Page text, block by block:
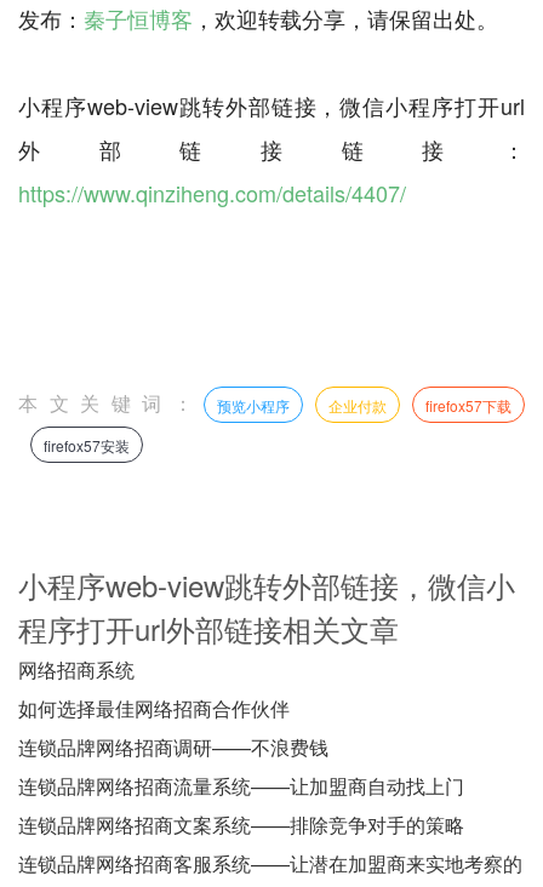
发布： 秦子恒博客 ，欢迎转载分享，请保留出处。
小程序web-view跳转外部链接，微信小程序打开url
外部链接链接：
https://www.qinziheng.com/details/4407/
本文关键词： 预览小程序 企业付款
firefox57下载
firefox57安装
小程序web-view跳转外部链接，微信小
程序打开url外部链接相关文章
网络招商系统
如何选择最佳网络招商合作伙伴
连锁品牌网络招商调研——不浪费钱
连锁品牌网络招商流量系统——让加盟商自动找上门
连锁品牌网络招商文案系统——排除竞争对手的策略
连锁品牌网络招商客服系统——让潜在加盟商来实地考察的